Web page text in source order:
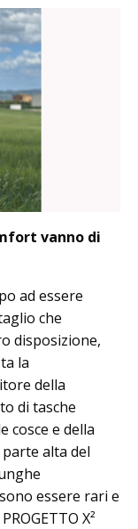
vanno di
ad essere
che
disposizione,
la
della
di tasche
cosce e della
alta del
essere rari e
X²